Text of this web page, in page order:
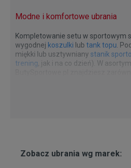
Modne i komfortowe ubrania
Kompletowanie setu w sportowym
wygodnej koszulki lub tank topu.
miękki lub usztywniany stanik
trening, jak i na co dzień). W
dopasowane warianty
termiczny komfort wtedy, kiedy
z projektów czerpiących inspirację
odwrót. Zobacz kolekcje słynnych
Zobacz ubrania wg marek: